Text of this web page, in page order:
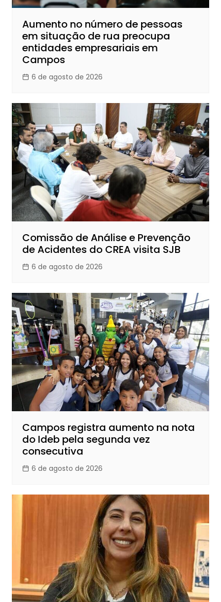
Aumento no número de pessoas
em situação de rua preocupa
entidades empresariais em
Campos
6 de agosto de 2026
Comissão de Análise e Prevenção
de Acidentes do CREA visita SJB
6 de agosto de 2026
Campos registra aumento na nota
do Ideb pela segunda vez
consecutiva
6 de agosto de 2026